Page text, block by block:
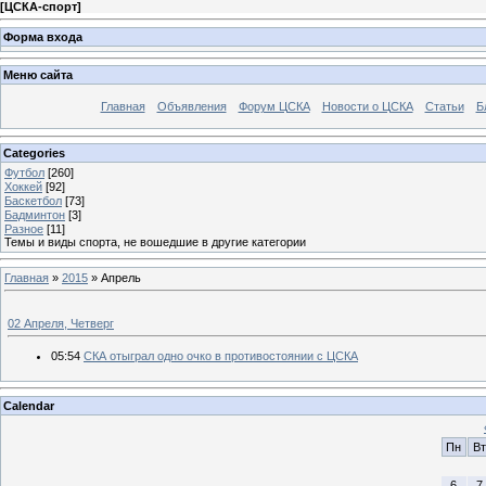
[ЦСКА-спорт]
Форма входа
Меню сайта
Главная Объявления Форум ЦСКА Новости о ЦСКА Статьи
Categories
Футбол [260]
Хоккей [92]
Баскетбол [73]
Бадминтон [3]
Разное [11]
Темы и виды спорта, не вошедшие в другие категории
Главная » 2015 » Апрель
02 Апреля, Четверг
05:54 СКА отыграл одно очко в противостоянии с ЦСКА
Calendar
Пн
Вт